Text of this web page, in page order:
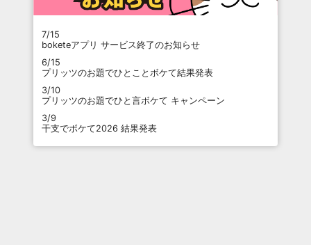
7/15
boketeアプリ サービス終了のお知らせ
6/15
プリッツのお題でひとことボケて結果発表
3/10
プリッツのお題でひと言ボケて キャンペーン
3/9
干支でボケて2026 結果発表